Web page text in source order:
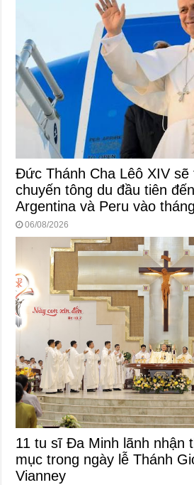
Đức Thánh Cha Lêô XIV sẽ
chuyến tông du đầu tiên
Argentina và Peru vào
06/08/2026
11 tu sĩ Đa Minh lãnh nhận
mục trong ngày lễ Thánh
Vianney